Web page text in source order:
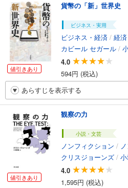
値引きあり
貨幣の「新」世界史
ビジネス・実用
ビジネス・経済 / 経済
カビール セガール /
4.0
594円 (税込)
あらすじを表示する
値引きあり
観察の力
小説・文芸
ノンフィクション / ノ
クリスジョーンズ /
4.0
1,595円 (税込)